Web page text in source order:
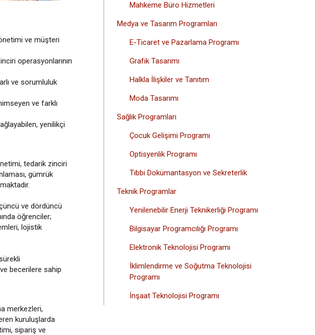
ve müşteri
operasyonlarının
ve sorumluluk
ve farklı
yenilikçi
tedarik zinciri
gümrük
ve dördüncü
öğrenciler;
lojistik
becerilere sahip
merkezleri,
kuruluşlarda
sipariş ve
Mahkeme Büro Hizmetleri
Medya ve Tasarım Programları
E-Ticaret ve Pazarlama Programı
Grafik Tasarımı
Halkla İlişkiler ve Tanıtım
Moda Tasarımı
Sağlık Programları
Çocuk Gelişimi Programı
Optisyenlik Programı
Tıbbi Dokümantasyon ve Sekreterlik
Teknik Programlar
Yenilenebilir Enerji Teknikerliği Programı
Bilgisayar Programcılığı Programı
Elektronik Teknolojisi Programı
İklimlendirme ve Soğutma Teknolojisi
Programı
İnşaat Teknolojisi Programı